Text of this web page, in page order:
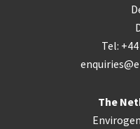
Tel:
The